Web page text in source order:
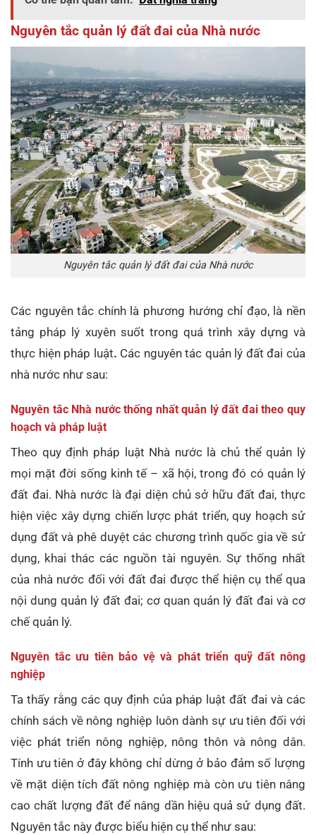
Nguyên tắc quản lý đất đai của Nhà nước
Nguyên tắc quản lý đất đai của Nhà nước
Các nguyên tắc chính là phương hướng chỉ đạo, là nền
tảng pháp lý xuyên suốt trong quá trình xây dựng và
thực hiện pháp luật. Các nguyên tác quản lý đất đai của
nhà nước như sau:
Nguyên tắc Nhà nước thống nhất quản lý đất đai theo quy
hoạch và pháp luật
Theo quy định pháp luật Nhà nước là chủ thể quản lý
mọi mặt đời sống kinh tế – xã hội, trong đó có quản lý
đất đai. Nhà nước là đại diện chủ sở hữu đất đai, thực
hiện việc xây dựng chiến lược phát triển, quy hoạch sử
dụng đất và phê duyệt các chương trình quốc gia về sử
dụng, khai thác các nguồn tài nguyên. Sự thống nhất
của nhà nước đối với đất đai được thể hiện cụ thể qua
nội dung quản lý đất đai; cơ quan quản lý đất đai và cơ
chế quản lý.
Nguyên tắc ưu tiên bảo vệ và phát triển quỹ đất nông
nghiệp
Ta thấy rằng các quy định của pháp luật đất đai và các
chính sách về nông nghiệp luôn dành sự ưu tiên đối với
việc phát triển nông nghiệp, nông thôn và nông dân.
Tính ưu tiên ở đây không chỉ dừng ở bảo đảm số lượng
về mặt diện tích đất nông nghiệp mà còn ưu tiên nâng
cao chất lượng đất để nâng dần hiệu quả sử dụng đất.
Nguyên tắc này được biểu hiện cụ thể như sau: